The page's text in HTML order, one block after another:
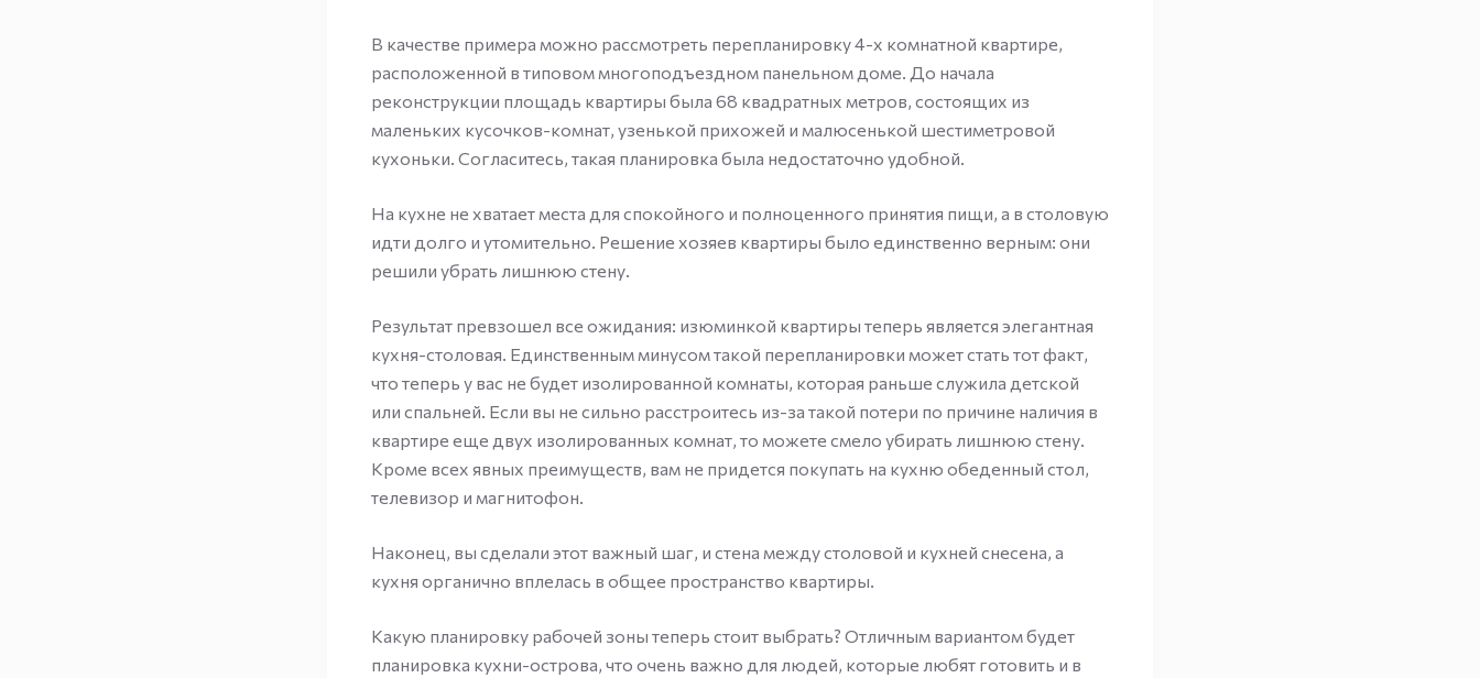
В качестве примера можно рассмотреть перепланировку 4-х комнатной квартире,
расположенной в типовом многоподъездном панельном доме. До начала
реконструкции площадь квартиры была 68 квадратных метров, состоящих из
маленьких кусочков-комнат, узенькой прихожей и малюсенькой шестиметровой
кухоньки. Согласитесь, такая планировка была недостаточно удобной.
На кухне не хватает места для спокойного и полноценного принятия пищи, а в столовую
идти долго и утомительно. Решение хозяев квартиры было единственно верным: они
решили убрать лишнюю стену.
Результат превзошел все ожидания: изюминкой квартиры теперь является элегантная
кухня-столовая. Единственным минусом такой перепланировки может стать тот факт,
что теперь у вас не будет изолированной комнаты, которая раньше служила детской
или спальней. Если вы не сильно расстроитесь из-за такой потери по причине наличия в
квартире еще двух изолированных комнат, то можете смело убирать лишнюю стену.
Кроме всех явных преимуществ, вам не придется покупать на кухню обеденный стол,
телевизор и магнитофон.
Наконец, вы сделали этот важный шаг, и стена между столовой и кухней снесена, а
кухня органично вплелась в общее пространство квартиры.
Какую планировку рабочей зоны теперь стоит выбрать? Отличным вариантом будет
планировка кухни-острова, что очень важно для людей, которые любят готовить и в